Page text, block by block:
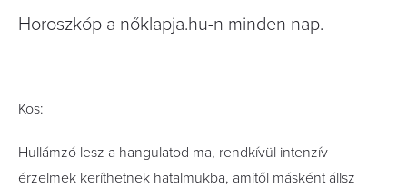
Horoszkóp a nőklapja.hu-n minden nap.
Kos:
Hullámzó lesz a hangulatod ma, rendkívül intenzív
érzelmek keríthetnek hatalmukba, amitől másként állsz